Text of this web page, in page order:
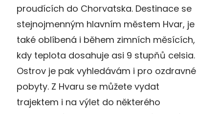
proudících do Chorvatska. Destinace se
stejnojmenným hlavním městem Hvar, je
také oblíbená i během zimních měsících,
kdy teplota dosahuje asi 9 stupňů celsia.
Ostrov je pak vyhledávám i pro ozdravné
pobyty. Z Hvaru se můžete vydat
trajektem i na výlet do některého